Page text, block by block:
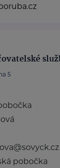
5
pobočka